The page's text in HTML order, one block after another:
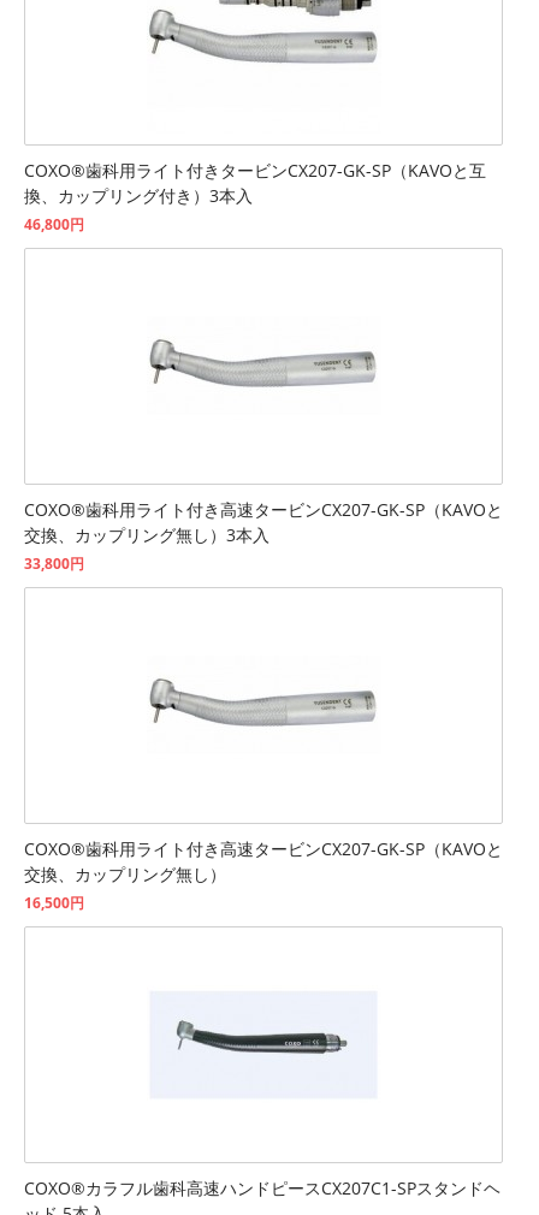
COXO®歯科用ライト付きタービンCX207-GK-SP（KAVOと互
換、カップリング付き）3本入
46,800円
COXO®歯科用ライト付き高速タービンCX207-GK-SP（KAVOと
交換、カップリング無し）3本入
33,800円
COXO®歯科用ライト付き高速タービンCX207-GK-SP（KAVOと
交換、カップリング無し）
16,500円
COXO®カラフル歯科高速ハンドピースCX207C1-SPスタンドヘ